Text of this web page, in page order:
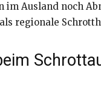
Ausland noch
regionale